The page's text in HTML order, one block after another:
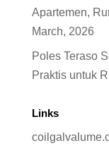
Apartemen,
March, 2026
Poles Teraso
Praktis untuk
Links